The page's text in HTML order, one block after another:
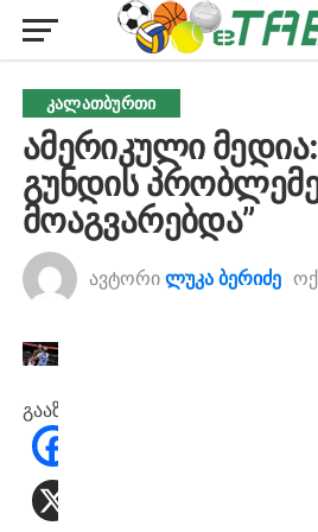
ᲙᲐᲚᲐᲗᲑᲣᲠᲗᲘ
ამერიკული მედია:
გუნდის
მოაგვარებდა”
ავტორი ლუკა ბერიძე
გააზიარეთ